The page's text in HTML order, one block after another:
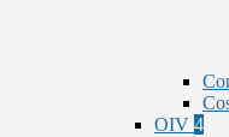
OIV 4